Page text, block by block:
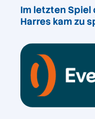
Im letzten
Harres kam zu